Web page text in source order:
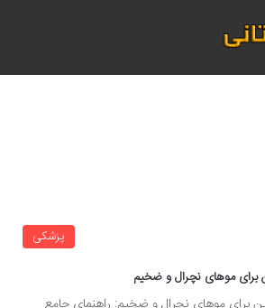
پزشکی
برای موهای نچرال و ضخیم